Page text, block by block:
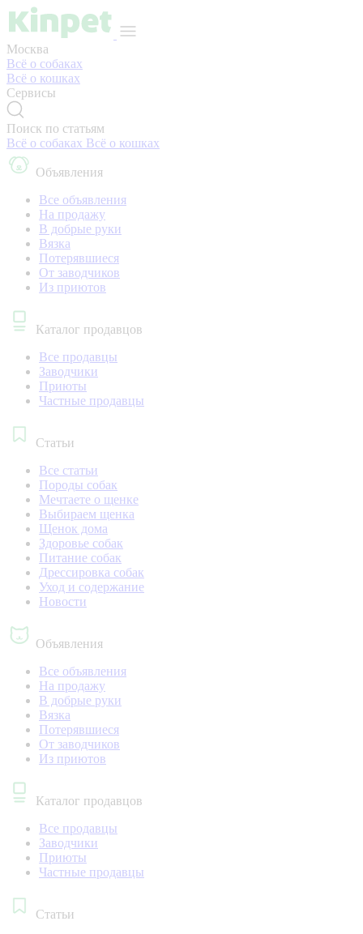
Москва
Всё о собаках
Всё о кошках
Сервисы
Поиск по статьям
Всё о собаках Всё о кошках
Объявления
Все объявления
На продажу
В добрые руки
Вязка
Потерявшиеся
От заводчиков
Из приютов
Каталог продавцов
Все продавцы
Заводчики
Приюты
Частные продавцы
Статьи
Все статьи
Породы собак
Мечтаете о щенке
Выбираем щенка
Щенок дома
Здоровье собак
Питание собак
Дрессировка собак
Уход и содержание
Новости
Объявления
Все объявления
На продажу
В добрые руки
Вязка
Потерявшиеся
От заводчиков
Из приютов
Каталог продавцов
Все продавцы
Заводчики
Приюты
Частные продавцы
Статьи